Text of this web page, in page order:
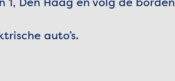
Den Haag en volg de borden
auto’s.